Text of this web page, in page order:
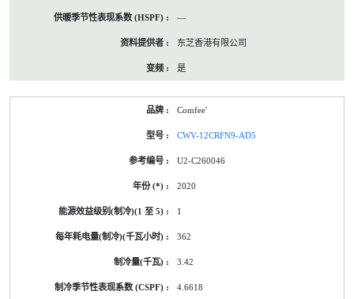
—
东芝香港有限公司
是
Comfee'
CWV-12CRFN9-AD5
U2-C260046
2020
1
362
3.42
4.6618